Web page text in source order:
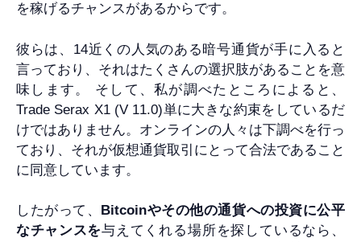
を稼げるチャンスがあるからです。
彼らは、14近くの人気のある暗号通貨が手に入ると
言っており、それはたくさんの選択肢があることを意
味します。 そして、私が調べたところによると、
Trade Serax X1 (V 11.0)単に大きな約束をしているだ
けではありません。オンラインの人々は下調べを行っ
ており、それが仮想通貨取引にとって合法であること
に同意しています。
したがって、
Bitcoinやその他の通貨への投資に公平
なチャンスを与えてくれる場所を探しているなら、